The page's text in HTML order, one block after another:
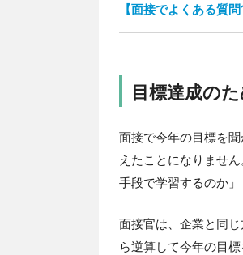
【面接でよくある質
目標達成の
面接で今年の目標を
えたことになりませ
手段で学習するのか
面接官は、企業と同
ら逆算して今年の目